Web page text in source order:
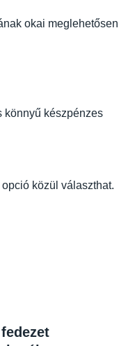
okai meglehetősen
könnyű készpénzes
közül választhat.